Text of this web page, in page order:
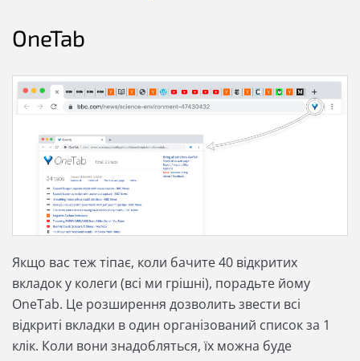
OneTab
Якщо вас теж тіпає, коли бачите 40 відкритих
вкладок у колеги (всі ми грішні), порадьте йому
OneTab. Це розширення дозволить звести всі
відкриті вкладки в один організований список за 1
клік. Коли вони знадобляться, їх можна буде